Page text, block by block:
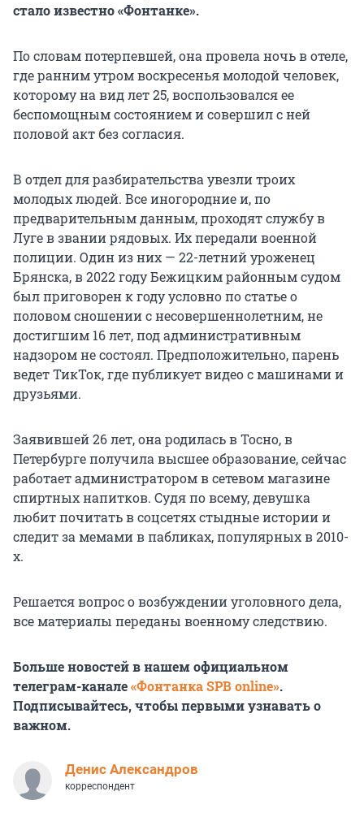
стало известно «Фонтанке».
По словам потерпевшей, она провела ночь в отеле,
где ранним утром воскресенья молодой человек,
которому на вид лет 25, воспользовался ее
беспомощным состоянием и совершил с ней
половой акт без согласия.
В отдел для разбирательства увезли троих
молодых людей. Все иногородние и, по
предварительным данным, проходят службу в
Луге в звании рядовых. Их передали военной
полиции. Один из них — 22-летний уроженец
Брянска, в 2022 году Бежицким районным судом
был приговорен к году условно по статье о
половом сношении с несовершеннолетним, не
достигшим 16 лет, под административным
надзором не состоял. Предположительно, парень
ведет ТикТок, где публикует видео с машинами и
друзьями.
Заявившей 26 лет, она родилась в Тосно, в
Петербурге получила высшее образование, сейчас
работает администратором в сетевом магазине
спиртных напитков. Судя по всему, девушка
любит почитать в соцсетях стыдные истории и
следит за мемами в пабликах, популярных в 2010-
х.
Решается вопрос о возбуждении уголовного дела,
все материалы переданы военному следствию.
Больше новостей в нашем официальном
телеграм-канале«Фонтанка SPB online».
Подписывайтесь, чтобы первыми узнавать о
важном.
Денис Александров
корреспондент